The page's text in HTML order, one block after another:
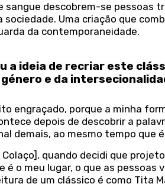
sangue descobrem-se pessoas
Uma criação que
da contemporaneidade.
a ideia de recriar este
e da
engraçado, porque a minha
depois de descobrir a
demais, ao mesmo tempo que
quando decidi que
é o meu lugar, o que as pessoas
de um clássico é como Tita